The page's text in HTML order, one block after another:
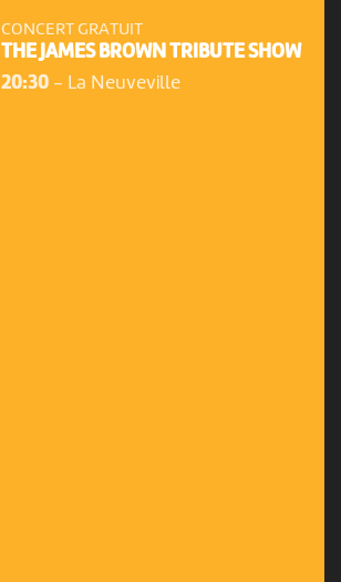
CONCERT GRATUIT
THE JAMES BROWN TRIBUTE SHOW
20:30- La Neuveville